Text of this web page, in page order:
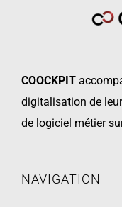
COOCKPIT
digitalisation de
de logiciel métier
NAVIGATION